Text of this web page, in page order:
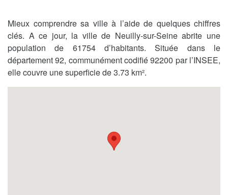
Mieux comprendre sa ville à l’aide de quelques chiffres
clés. A ce jour, la ville de Neuilly-sur-Seine abrite une
population de 61754 d’habitants. Située dans le
département 92, communément codifié 92200 par l’INSEE,
elle couvre une superficie de 3.73 km².